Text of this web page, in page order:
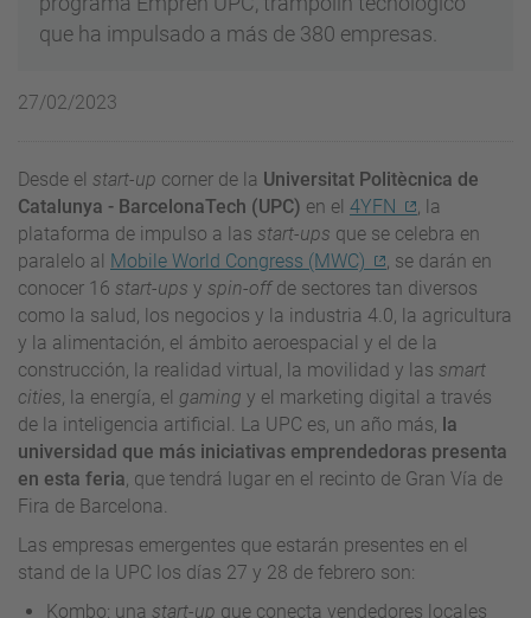
que ha impulsado a más de 380 empresas.
27/02/2023
Desde el start-up corner de la Universitat Politècnica de
Catalunya - BarcelonaTech (UPC) en el 4YFN
, la
plataforma de impulso a las start-ups que se celebra en
paralelo al Mobile World Congress (MWC)
, se darán en
conocer 16 start-ups y spin-offde sectores tan diversos
como la salud, los negocios y la industria 4.0, la agricultura
y la alimentación, el ámbito aeroespacial y el de la
construcción, la realidad virtual, la movilidad y las smart
cities, la energía, el gaming y el marketing digital a través
de la inteligencia artificial. La UPC es, un año más, la
universidad que más iniciativas emprendedoras presenta
en esta feria, que tendrá lugar en el recinto de Gran Vía de
Fira de Barcelona.
Las empresas emergentes que estarán presentes en el
stand de la UPC los días 27 y 28 de febrero son:
Kombo: una start-up que conecta vendedores locales